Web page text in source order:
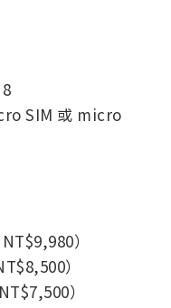
SIM 或 micro
）
）
）